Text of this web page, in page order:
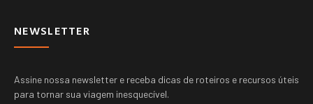
NEWSLETTER
Assine nossa newsletter e receba dicas de roteiros e recursos úteis
para tornar sua viagem inesquecível.